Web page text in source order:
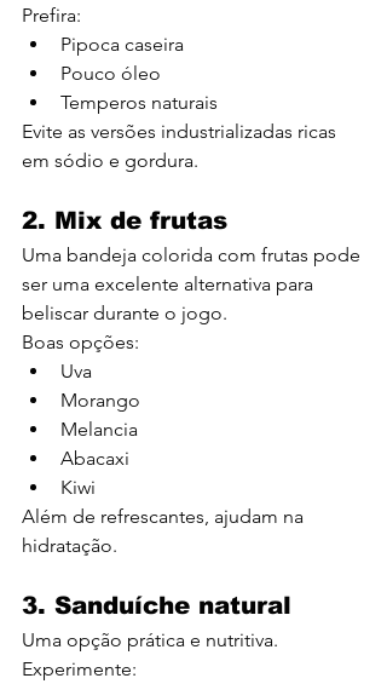
Prefira:
Pipoca caseira
Pouco óleo
Temperos naturais
Evite as versões industrializadas ricas
em sódio e gordura.
2. Mix de frutas
Uma bandeja colorida com frutas pode
ser uma excelente alternativa para
beliscar durante o jogo.
Boas opções:
Uva
Morango
Melancia
Abacaxi
Kiwi
Além de refrescantes, ajudam na
hidratação.
3. Sanduíche natural
Uma opção prática e nutritiva.
Experimente: